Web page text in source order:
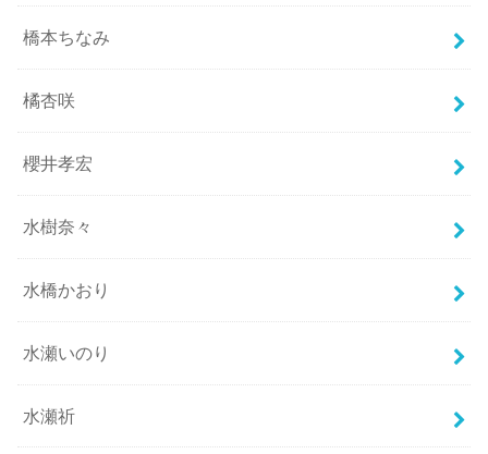
橋本ちなみ
橘杏咲
櫻井孝宏
水樹奈々
水橋かおり
水瀬いのり
水瀬祈